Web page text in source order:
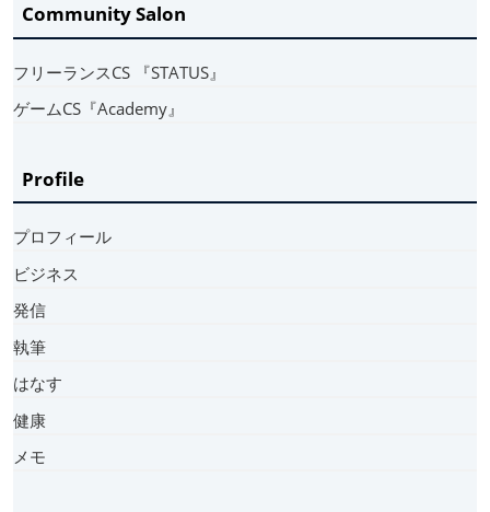
Community Salon
フリーランスCS 『STATUS』
ゲームCS『Academy』
Profile
プロフィール
ビジネス
発信
執筆
はなす
健康
メモ